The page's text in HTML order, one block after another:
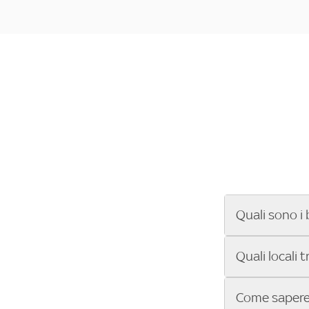
Quali sono i
Se cerchi un
ENILIVE, la
Sky Bar ti
Quali locali
Vuoi sapere
Come